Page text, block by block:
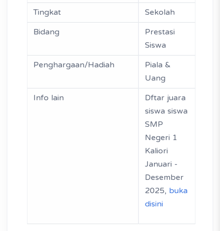
Tingkat
Sekolah
Bidang
Prestasi
Siswa
Penghargaan/Hadiah
Piala &
Uang
Info lain
Dftar juara
siswa siswa
SMP
Negeri 1
Kaliori
Januari -
Desember
2025, buka
disini